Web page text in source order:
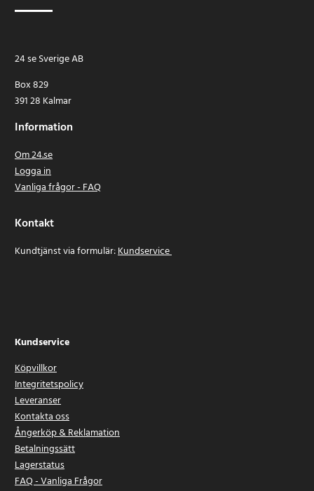
24 se Sverige AB
Box 829
391 28 Kalmar
Information
Om 24.se
Logga in
Vanliga frågor - FAQ
Kontakt
Kundtjänst via formulär:Kundservice
Kundservice
Köpvillkor
Integritetspolicy
Leveranser
Kontakta oss
Ångerköp & Reklamation
Betalningssätt
Lagerstatus
FAQ - Vanliga Frågor